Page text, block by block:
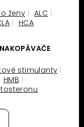
ženy
ALC
HCA
stimulanty
HMB